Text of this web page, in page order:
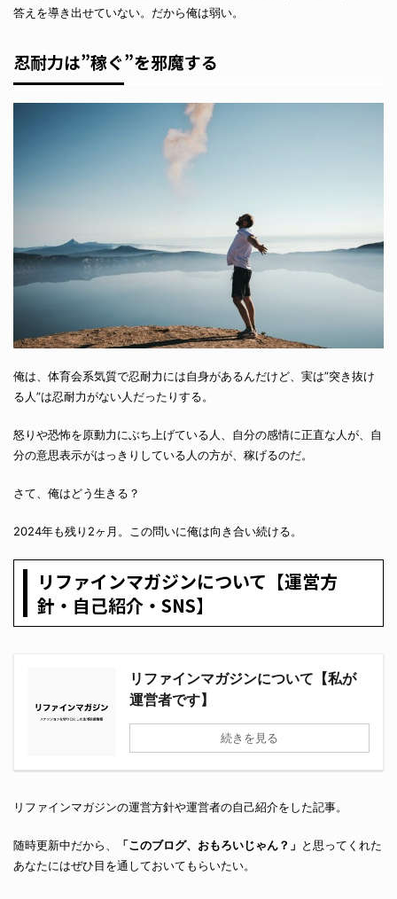
答えを導き出せていない。だから俺は弱い。
忍耐力は”稼ぐ”を邪魔する
俺は、体育会系気質で忍耐力には自身があるんだけど、実は”突き抜け
る人”は忍耐力がない人だったりする。
怒りや恐怖を原動力にぶち上げている人、自分の感情に正直な人が、自
分の意思表示がはっきりしている人の方が、稼げるのだ。
さて、俺はどう生きる？
2024年も残り2ヶ月。この問いに俺は向き合い続ける。
リファインマガジンについて【運営方
針・自己紹介・SNS】
リファインマガジンについて【私が
運営者です】
続きを見る
リファインマガジンの運営方針や運営者の自己紹介をした記事。
随時更新中だから、 「このブログ、おもろいじゃん？」 と思ってくれた
あなたにはぜひ目を通しておいてもらいたい。